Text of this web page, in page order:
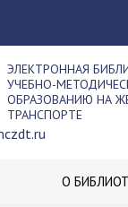
ЭЛЕКТРОННАЯ
УЧЕБНО-
ОБРАЗОВАНИЮ НА
ТРАНСПОРТЕ
О